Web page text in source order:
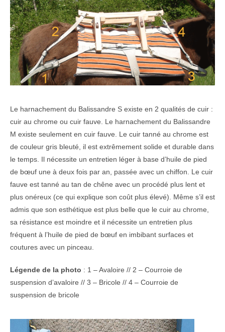
Le harnachement du Balissandre S existe en 2 qualités de cuir :
cuir au chrome ou cuir fauve. Le harnachement du Balissandre
M existe seulement en cuir fauve. Le cuir tanné au chrome est
de couleur gris bleuté, il est extrêmement solide et durable dans
le temps. Il nécessite un entretien léger à base d’huile de pied
de bœuf une à deux fois par an, passée avec un chiffon. Le cuir
fauve est tanné au tan de chêne avec un procédé plus lent et
plus onéreux (ce qui explique son coût plus élevé). Même s’il est
admis que son esthétique est plus belle que le cuir au chrome,
sa résistance est moindre et il nécessite un entretien plus
fréquent à l’huile de pied de bœuf en imbibant surfaces et
coutures avec un pinceau.
Légende de la photo : 1 – Avaloire // 2 – Courroie de
suspension d’avaloire // 3 – Bricole // 4 – Courroie de
suspension de bricole